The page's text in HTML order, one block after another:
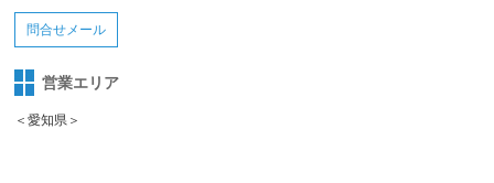
問合せメール
営業エリア
＜愛知県＞